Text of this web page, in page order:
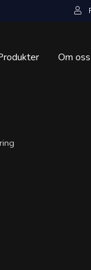
Om oss